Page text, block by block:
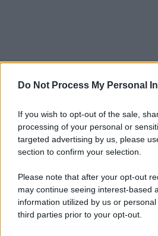
Do Not Process My Personal
If you wish to opt-out of the sale,
processing of your personal or
targeted advertising by us, please
section to confirm your selection.
Please note that after your opt-out
may continue seeing interest-based
information utilized by us or
third parties prior to your opt-out.